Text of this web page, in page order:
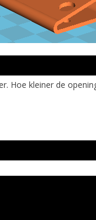
Hoe kleiner de